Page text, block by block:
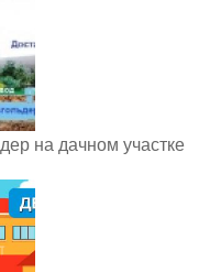
на дачном участке